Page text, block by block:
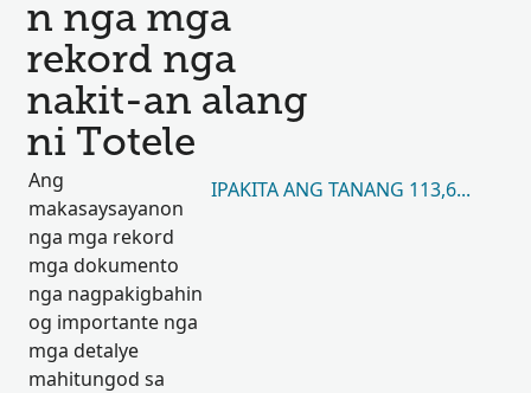
n nga mga
rekord nga
nakit-an alang
ni Totele
Ang
makasaysayanon
nga mga rekord
mga dokumento
nga nagpakigbahin
og importante nga
mga detalye
mahitungod sa
IPAKITA ANG TANANG 113,641